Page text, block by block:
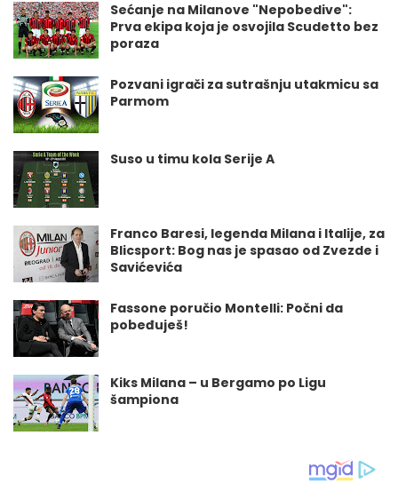
Sećanje na Milanove "Nepobedive":
Prva ekipa koja je osvojila Scudetto bez
poraza
Pozvani igrači za sutrašnju utakmicu sa
Parmom
Suso u timu kola Serije A
Franco Baresi, legenda Milana i Italije, za
Blicsport: Bog nas je spasao od Zvezde i
Savićevića
Fassone poručio Montelli: Počni da
pobeđuješ!
Kiks Milana – u Bergamo po Ligu
šampiona